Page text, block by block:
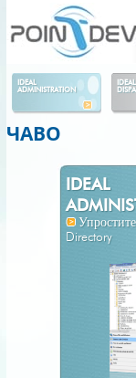
IDEAL
ADMINISTRATION
IDEAL
ЧАВО
IDEAL
Directory
Panneau de gestion